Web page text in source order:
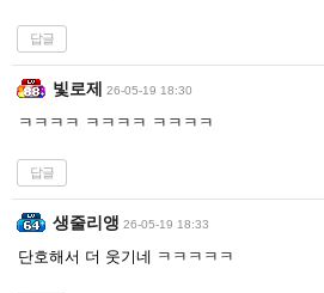
답글
빛로제 26-05-19 18:30
ㅋㅋㅋㅋ ㅋㅋㅋㅋ ㅋㅋㅋㅋ
답글
생줄리앵 26-05-19 18:33
단호해서 더 웃기네 ㅋㅋㅋㅋㅋ